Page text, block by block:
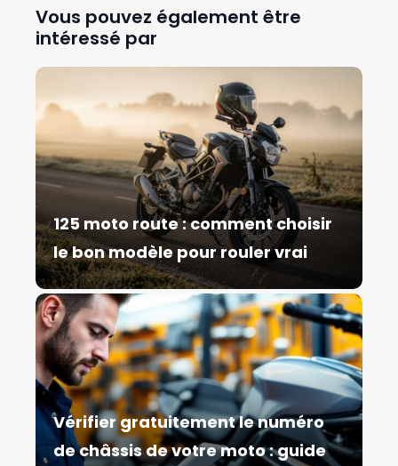
Vous pouvez également être
intéressé par
125 moto route : comment choisir
le bon modèle pour rouler vrai
Vérifier gratuitement le numéro
de châssis de votre moto : guide